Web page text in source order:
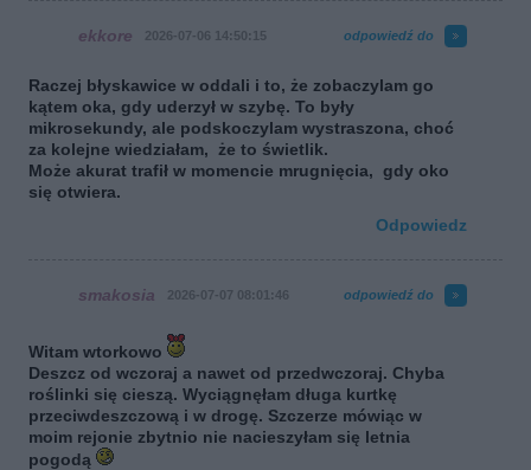
ekkore 2026-07-06 14:50:15 odpowiedź do
Raczej błyskawice w oddali i to, że zobaczylam go
kątem oka, gdy uderzył w szybę. To były
mikrosekundy, ale podskoczylam wystraszona, choć
za kolejne wiedziałam, że to świetlik.
Może akurat trafił w momencie mrugnięcia, gdy oko
się otwiera.
Odpowiedz
smakosia 2026-07-07 08:01:46 odpowiedź do
Witam wtorkowo
Deszcz od wczoraj a nawet od przedwczoraj. Chyba
roślinki się cieszą. Wyciągnęłam długa kurtkę
przeciwdeszczową i w drogę. Szczerze mówiąc w
moim rejonie zbytnio nie nacieszyłam się letnia
pogodą